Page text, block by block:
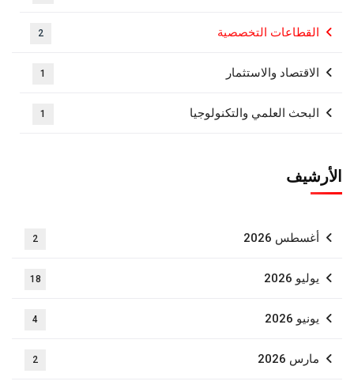
القطاعات التخصصية 2
الاقتصاد والاستثمار 1
البحث العلمي والتكنولوجيا 1
الأرشيف
أغسطس 2026 2
يوليو 2026 18
يونيو 2026 4
مارس 2026 2